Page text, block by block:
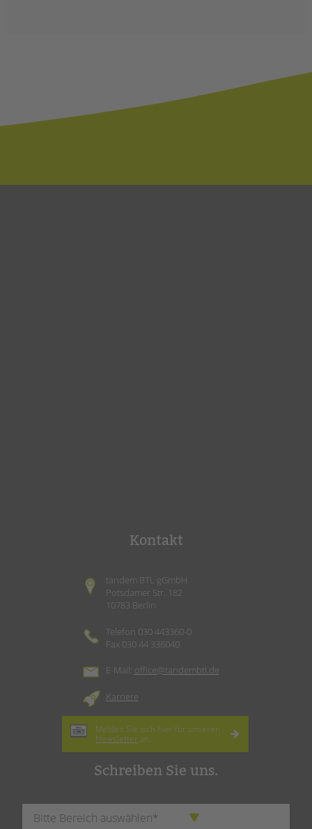
Kontakt
tandem BTL gGmbH
Potsdamer Str. 182
10783 Berlin
Telefon 030 443360-0
Fax 030 44 336040
E-Mail: office@tandembtl.de
Karriere
Melden Sie sich hier für unseren
Newsletter an.
Schreiben Sie uns.